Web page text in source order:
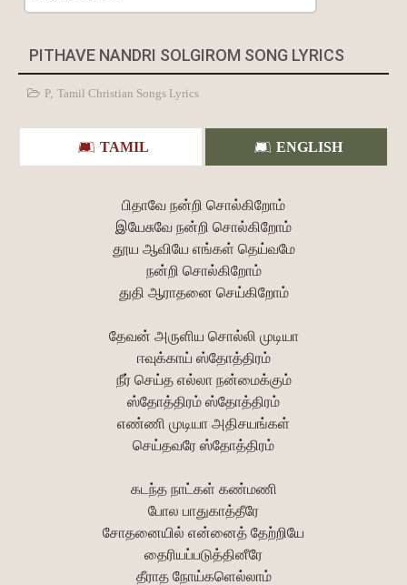
PITHAVE NANDRI SOLGIROM SONG LYRICS
P, Tamil Christian Songs Lyrics
TAMIL ENGLISH
பிதாவே நன்றி சொல்கிறோம்
இயேசுவே நன்றி சொல்கிறோம்
தூய ஆவியே எங்கள் தெய்வமே
நன்றி சொல்கிறோம்
துதி ஆராதனை செய்கிறோம்
தேவன் அருளிய சொல்லி முடியா
ஈவுக்காய் ஸ்தோத்திரம்
நீர் செய்த எல்லா நன்மைக்கும்
ஸ்தோத்திரம் ஸ்தோத்திரம்
எண்ணி முடியா அதிசயங்கள்
செய்தவரே ஸ்தோத்திரம்
கடந்த நாட்கள் கண்மணி
போல பாதுகாத்தீரே
சோதனையில் என்னைத் தேற்றியே
தைரியப்படுத்தினீரே
தீராத நோய்களெல்லாம்